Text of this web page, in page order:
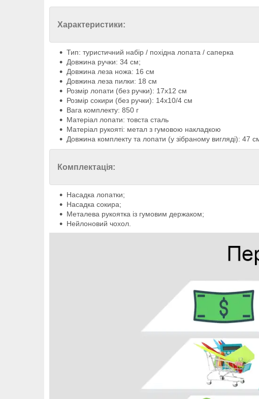
Характеристики:
Тип: туристичний набір / похідна лопата / саперка
Довжина ручки: 34 см;
Довжина леза ножа: 16 см
Довжина леза пилки: 18 см
Розмір лопати (без ручки): 17х12 см
Розмір сокири (без ручки): 14х10/4 см
Вага комплекту: 850 г
Матеріал лопати: товста сталь
Матеріал рукояті: метал з гумовою накладкою
Довжина комплекту та лопати (у зібраному вигляді): 47
Комплектація:
Насадка лопатки;
Насадка сокира;
Металева рукоятка із гумовим держаком;
Нейлоновий чохол.